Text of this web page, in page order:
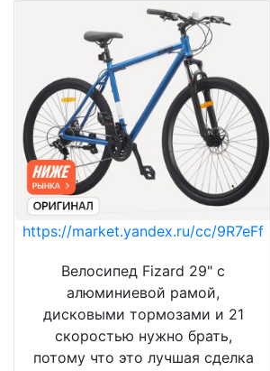
https://market.yandex.ru/cc/9R7eFf
Велосипед Fizard 29" с
алюминиевой рамой,
дисковыми тормозами и 21
скоростью нужно брать,
потому что это лучшая сделка